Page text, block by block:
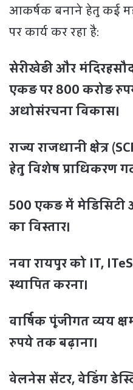
आकर्षक बनाने हेतु कई
पर कार्य कर रहा है:
सेरीखेड़ी और
एकड़ पर 800 करोड़
अधोसंरचना विकास।
राज्य राजधानी क्षेत्र
हेतु विशेष प्राधिकरण
500 एकड़ में
का विस्तार।
नवा रायपुर को IT,
स्थापित करना।
वार्षिक पूंजीगत व्यय
रुपये तक बढ़ाना।
वेलनेस सेंटर, वेडिंग